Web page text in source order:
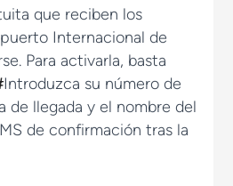
que reciben los
Internacional de
Para activarla, basta
Introduzca su número de
de llegada y el nombre del
de confirmación tras la